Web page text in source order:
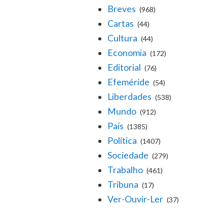
Breves (968)
Cartas (44)
Cultura (44)
Economia (172)
Editorial (76)
Efeméride (54)
Liberdades (538)
Mundo (912)
País (1385)
Política (1407)
Sociedade (279)
Trabalho (461)
Tribuna (17)
Ver-Ouvir-Ler (37)